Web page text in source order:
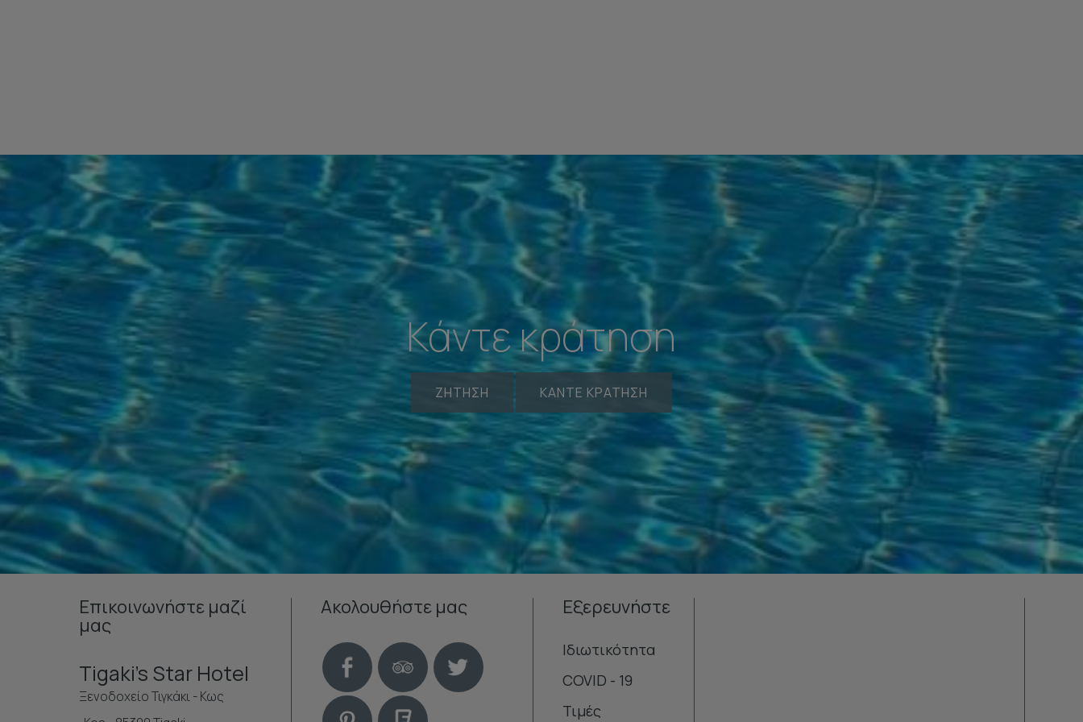
Κάντε κράτηση
ΖΉΤΗΣΗ ΚΆΝΤΕ ΚΡΆΤΗΣΗ
Επικοινωνήστε μαζί
μας
Tigaki's Star Hotel
Ξενοδοχείο Τιγκάκι - Κως
Ακολουθήστε μας Εξερευνήστε
Ιδιωτικότητα
COVID - 19
Τιμές